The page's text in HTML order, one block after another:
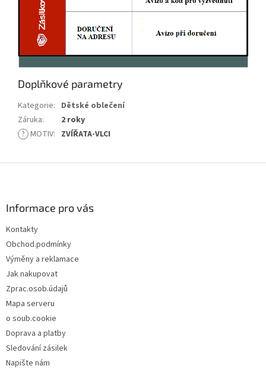
Doplňkové parametry
Kategorie: Dětské oblečení
Záruka:
2 roky
? MOTIV: ZVÍŘATA-VLCI
Informace pro vás
Kontakty
Obchod.podmínky
Výměny a reklamace
Jak nakupovat
Zprac.osob.údajů
Mapa serveru
o soub.cookie
Doprava a platby
Sledování zásilek
Napište nám